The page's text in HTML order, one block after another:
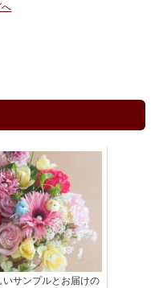
いサンプルとお届けの